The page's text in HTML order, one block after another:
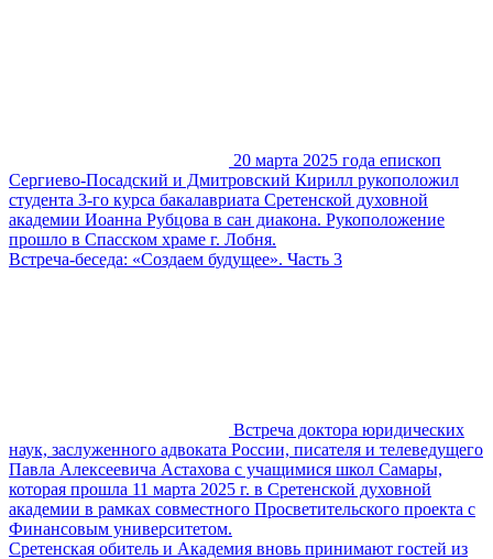
20 марта 2025 года епископ
Сергиево-Посадский и Дмитровский Кирилл рукоположил
студента 3-го курса бакалавриата Сретенской духовной
академии Иоанна Рубцова в сан диакона. Рукоположение
прошло в Спасском храме г. Лобня.
Встреча-беседа: «Создаем будущее». Часть 3
Встреча доктора юридических
наук, заслуженного адвоката России, писателя и телеведущего
Павла Алексеевича Астахова с учащимися школ Самары,
которая прошла 11 марта 2025 г. в Сретенской духовной
академии в рамках совместного Просветительского проекта с
Финансовым университетом.
Сретенская обитель и Академия вновь принимают гостей из